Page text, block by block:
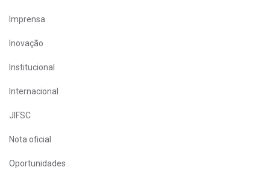
Imprensa
Inovação
Institucional
Internacional
JIFSC
Nota oficial
Oportunidades